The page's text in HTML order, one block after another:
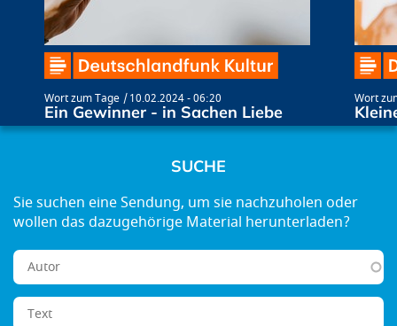
Wort zum Tage 10.02.2024 - 06:20
Ein Gewinner - in Sachen Liebe
Wort
SUCHE